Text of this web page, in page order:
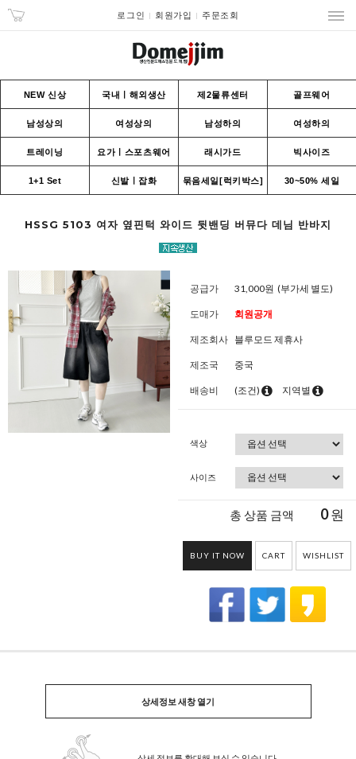
로그인 회원가입 주문조회
NEW 신상 국내ㅣ해외생산 제2물류센터 골프웨어
남성상의 여성상의 남성하의 여성하의
트레이닝 요가ㅣ스포츠웨어 래시가드 빅사이즈
1+1 Set 신발ㅣ잡화 묶음세일[럭키박스] 30~50% 세일
HSSG 5103 여자 옆핀턱 와이드 뒷밴딩 버뮤다 데님 반바지
공급가 31,000원 (부가세 별도)
도매가 회원공개
제조회사 블루모드 제휴사
제조국 중국
배송비 (조건) 지역별
색상
사이즈
총 상품 금액 0원
BUY IT NOW CART WISHLIST
상세정보 새창 열기